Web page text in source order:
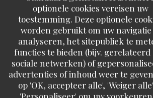
optionele cookies vereisen uw
toestemming. Deze optionele
worden gebruikt om uw
analyseren, het sitepubliek te
functies te bieden (bijv. gerelateerd
sociale netwerken) of
advertenties of inhoud weer te
op 'OK, accepteer alle', 'Weiger
'Personaliseer' om uw
- GASTEN 2
ATMOSFEER 5 /5 KEUKEN:
PRIJS: 4/5